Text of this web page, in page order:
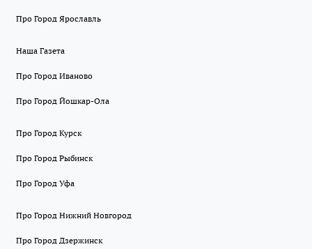
Про Город Ярославль
Наша Газета
Про Город Иваново
Про Город Йошкар-Ола
Про Город Курск
Про Город Рыбинск
Про Город Уфа
Про Город Нижний Новгород
Про Город Дзержинск